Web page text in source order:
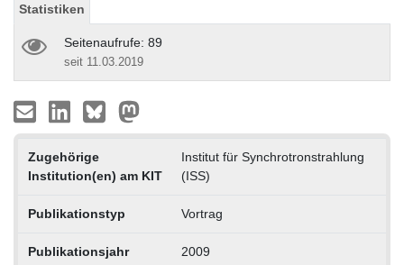
Statistiken
Seitenaufrufe: 89
seit 11.03.2019
Zugehörige
Institution(en) am KIT
Institut für Synchrotronstrahlung
(ISS)
Publikationstyp Vortrag
Publikationsjahr 2009